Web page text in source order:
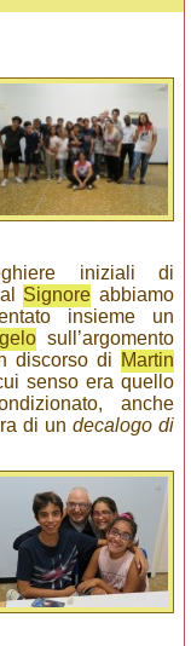
iniziali di
Signore abbiamo
insieme un
sull’argomento
discorso di Martin
senso era quello
anche
di un decalogo di